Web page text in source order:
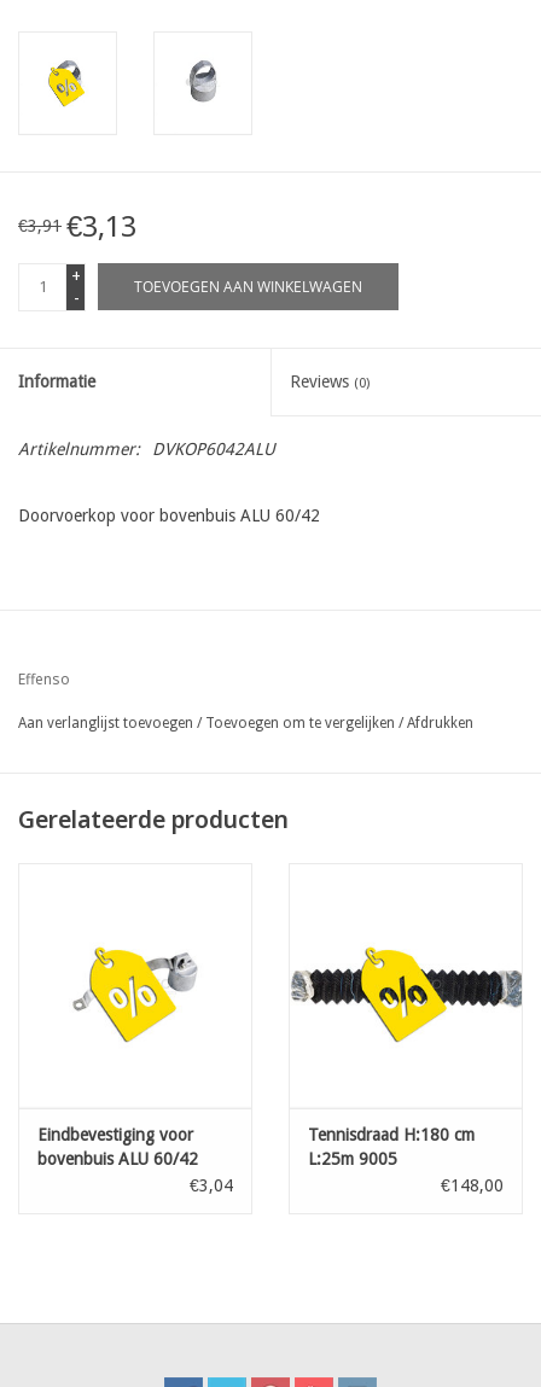
€3,91 €3,13
+
-
TOEVOEGEN AAN WINKELWAGEN
Informatie Reviews (0)
Artikelnummer: DVKOP6042ALU
Doorvoerkop voor bovenbuis ALU 60/42
Effenso
Aan verlanglijst toevoegen / Toevoegen om te vergelijken /Afdrukken
Gerelateerde producten
Eindbevestiging voor
bovenbuis ALU 60/42
€3,04
Tennisdraad H:180 cm
L:25m 9005
€148,00